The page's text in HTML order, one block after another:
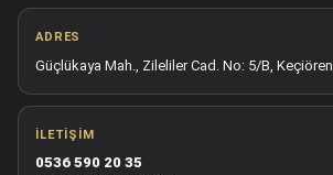
ADRES
Güçlükaya Mah., Zileliler Cad. No: 5/B, Keçiören
İLETIŞIM
0536 590 20 35